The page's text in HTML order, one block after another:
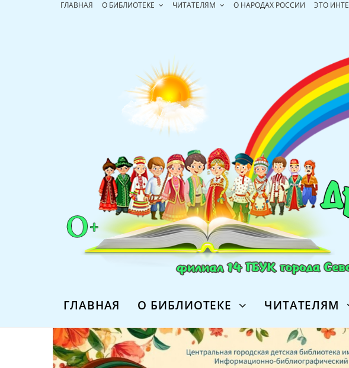
ГЛАВНАЯ О БИБЛИОТЕКЕ ЧИТАТЕЛЯМ О НАРОДАХ РОССИИ ЭТО
ГЛАВНАЯ О БИБЛИОТЕКЕ ЧИТАТЕЛЯМ